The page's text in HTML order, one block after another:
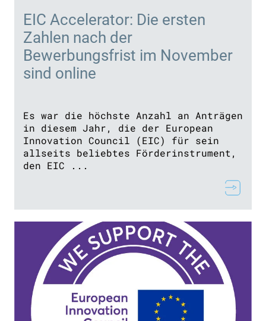
EIC Accelerator: Die ersten
Zahlen nach der
Bewerbungsfrist im November
sind online
Es war die höchste Anzahl an Anträgen
in diesem Jahr, die der European
Innovation Council (EIC) für sein
allseits beliebtes Förderinstrument,
den EIC ...